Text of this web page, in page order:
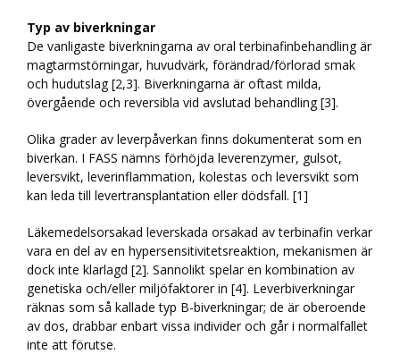
Typ av biverkningar
De vanligaste biverkningarna av oral terbinafinbehandling är
magtarmstörningar, huvudvärk, förändrad/förlorad smak
och hudutslag [2,3]. Biverkningarna är oftast milda,
övergående och reversibla vid avslutad behandling [3].
Olika grader av leverpåverkan finns dokumenterat som en
biverkan. I FASS nämns förhöjda leverenzymer, gulsot,
leversvikt, leverinflammation, kolestas och leversvikt som
kan leda till levertransplantation eller dödsfall. [1]
Läkemedelsorsakad leverskada orsakad av terbinafin verkar
vara en del av en hypersensitivitetsreaktion, mekanismen är
dock inte klarlagd [2]. Sannolikt spelar en kombination av
genetiska och/eller miljöfaktorer in [4]. Leverbiverkningar
räknas som så kallade typ B-biverkningar; de är oberoende
av dos, drabbar enbart vissa individer och går i normalfallet
inte att förutse.